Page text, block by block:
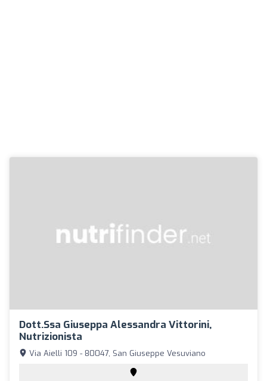
Dott.ssa Giuseppa Alessandra Vittorini,
Nutrizionista
Via Aielli 109 - 80047, San Giuseppe Vesuviano